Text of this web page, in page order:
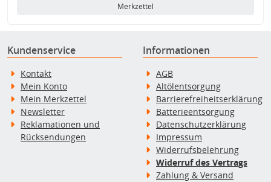
Merkzettel
Kundenservice
Kontakt
Mein Konto
Mein Merkzettel
Newsletter
Reklamationen und
Rücksendungen
Informationen
AGB
Altölentsorgung
Barrierefreiheitserklärung
Batterieentsorgung
Datenschutzerklärung
Impressum
Widerrufsbelehrung
Widerruf des Vertrags
Zahlung & Versand